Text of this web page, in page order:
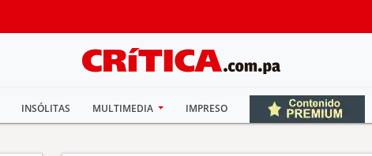
INSÓLITAS MULTIMEDIA IMPRESO